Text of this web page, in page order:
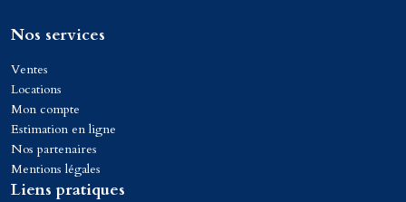
Nos services
Ventes
Locations
Mon compte
Estimation en ligne
Nos partenaires
Mentions légales
Liens pratiques